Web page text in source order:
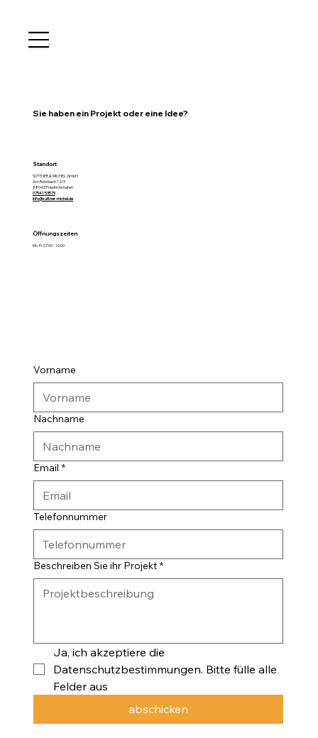
Sie haben ein Projekt oder eine Idee?
Vorname
Nachname
Email *
Telefonnummer
Beschreiben Sie ihr Projekt *
Ja, ich akzeptiere die
Datenschutzbestimmungen. Bitte fülle alle
Felder aus
abschicken
Standort
SUTTNER & MICHEL GmbH
Am Rohrbach 12/3
88045 Friedrichshafen
07541 53579
info@suttner-michel.de
Öffnungszeiten
Mo-Fr 07:00 - 16:00